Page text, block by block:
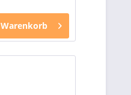
Warenkorb